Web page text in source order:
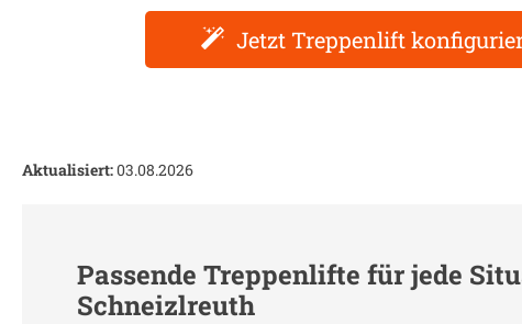
Jetzt Treppenlift
Aktualisiert:03.08.2026
Passende Treppenlifte für jede
Schneizlreuth